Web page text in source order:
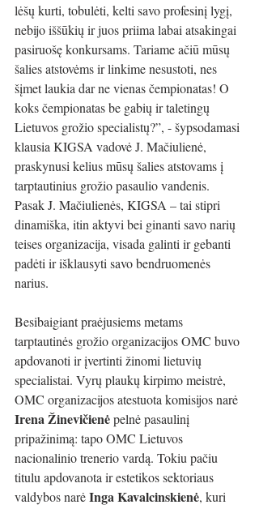
lėšų kurti, tobulėti, kelti savo profesinį lygį,
nebijo iššūkių ir juos priima labai atsakingai
pasiruošę konkursams. Tariame ačiū mūsų
šalies atstovėms ir linkime nesustoti, nes
šįmet laukia dar ne vienas čempionatas! O
koks čempionatas be gabių ir taletingų
Lietuvos grožio specialistų?”, - šypsodamasi
klausia KIGSA vadovė J. Mačiulienė,
praskynusi kelius mūsų šalies atstovams į
tarptautinius grožio pasaulio vandenis.
Pasak J. Mačiulienės, KIGSA – tai stipri
dinamiška, itin aktyvi bei ginanti savo narių
teises organizacija, visada galinti ir gebanti
padėti ir išklausyti savo bendruomenės
narius.
Besibaigiant praėjusiems metams
tarptautinės grožio organizacijos OMC buvo
apdovanoti ir įvertinti žinomi lietuvių
specialistai. Vyrų plaukų kirpimo meistrė,
OMC organizacijos atestuota komisijos narė
Irena Žinevičienė pelnė pasaulinį
pripažinimą: tapo OMC Lietuvos
nacionalinio trenerio vardą. Tokiu pačiu
titulu apdovanota ir estetikos sektoriaus
valdybos narė Inga Kavalcinskienė, kuri